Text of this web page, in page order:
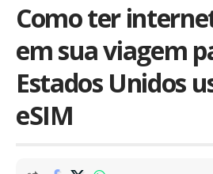
Como ter
em sua viagem
Estados Unidos
eSIM